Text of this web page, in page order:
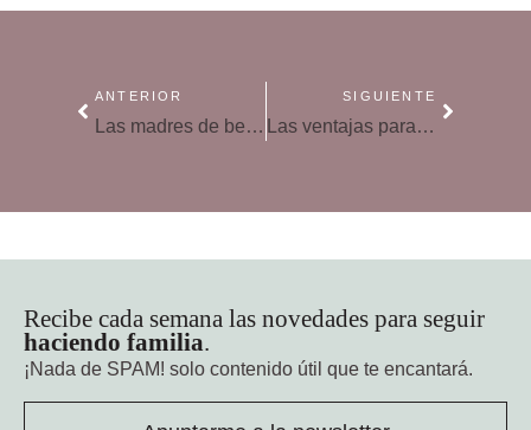
ANTERIOR
Las madres de bebés prematuros tienen más riesgo de padecer enfermedades cardíacas
SIGUIENTE
Las ventajas para el parto de implicar al padre en el embarazo
Recibe cada semana las novedades para seguir
haciendo familia.
¡Nada de SPAM! solo contenido útil que te encantará.